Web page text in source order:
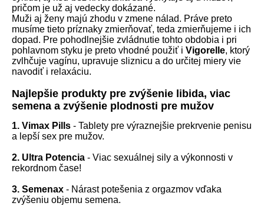
pričom je už aj vedecky dokázané.
Muži aj ženy majú zhodu v zmene nálad. Práve preto
musíme tieto príznaky zmierňovať, teda zmierňujeme i ich
dopad. Pre pohodlnejšie zvládnutie tohto obdobia i pri
pohlavnom styku je preto vhodné použiť i Vigorelle, ktorý
zvlhčuje vagínu, upravuje sliznicu a do určitej miery vie
navodiť i relaxáciu.
Najlepšie produkty pre zvýšenie libida, viac
semena a zvýšenie plodnosti pre mužov
1. Vimax Pills - Tablety pre výraznejšie prekrvenie penisu
a lepší sex pre mužov.
2. Ultra Potencia - Viac sexuálnej sily a výkonnosti v
rekordnom čase!
3. Semenax - Nárast potešenia z orgazmov vďaka
zvýšeniu objemu semena.